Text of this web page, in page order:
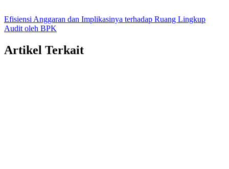
Efisiensi Anggaran dan Implikasinya terhadap Ruang Lingkup
Audit oleh BPK
Artikel Terkait